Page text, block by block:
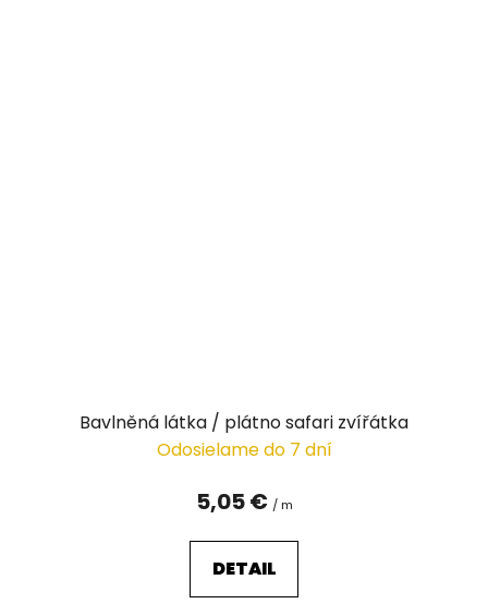
Bavlněná látka / plátno safari zvířátka
Odosielame do 7 dní
5,05 € / m
DETAIL